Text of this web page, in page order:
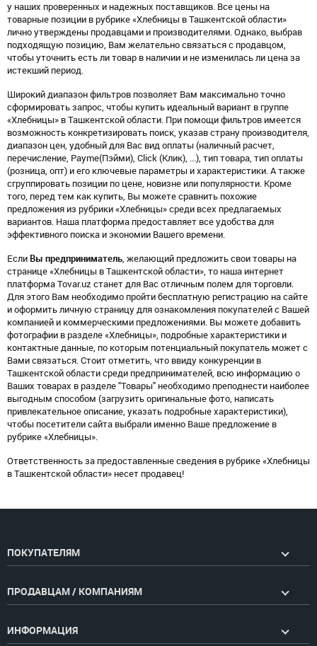
у наших проверенных и надежных поставщиков. Все цены на
товарные позиции в рубрике «Хлебницы в Ташкентской области»
лично утверждены продавцами и производителями. Однако, выбрав
подходящую позицию, Вам желательно связаться с продавцом,
чтобы уточнить есть ли товар в наличии и не изменилась ли цена за
истекший период.
Широкий диапазон фильтров позволяет Вам максимально точно
сформировать запрос, чтобы купить идеальный вариант в группе
«Хлебницы» в Ташкентской области. При помощи фильтров имеется
возможность конкретизировать поиск, указав страну производителя,
диапазон цен, удобный для Вас вид оплаты (наличный расчет,
перечисление, Payme(Пэйми), Click (Клик), ...), тип товара, тип оплаты
(розница, опт) и его ключевые параметры и характеристики. А также
сгруппировать позиции по цене, новизне или популярности. Кроме
того, перед тем как купить, Вы можете сравнить похожие
предложения из рубрики «Хлебницы» среди всех предлагаемых
вариантов. Наша платформа предоставляет все удобства для
эффективного поиска и экономии Вашего времени.
Если Вы предприниматель , желающий предложить свои товары на
странице «Хлебницы в Ташкентской области», то наша интернет
платформа Tovar.uz станет для Вас отличным полем для торговли.
Для этого Вам необходимо пройти бесплатную регистрацию на сайте
и оформить личную страницу для ознакомления покупателей с Вашей
компанией и коммерческими предложениями. Вы можете добавить
фотографии в разделе «Хлебницы», подробные характеристики и
контактные данные, по которым потенциальный покупатель может с
Вами связаться. Стоит отметить, что ввиду конкуренции в
Ташкентской области среди предпринимателей, всю информацию о
Ваших товарах в разделе "Товары" необходимо преподнести наиболее
выгодным способом (загрузить оригинальные фото, написать
привлекательное описание, указать подробные характеристики),
чтобы посетители сайта выбрали именно Ваше предложение в
рубрике «Хлебницы».
Ответственность за предоставленные сведения в рубрике «Хлебницы
в Ташкентской области» несет продавец!
ПОКУПАТЕЛЯМ
ПРОДАВЦАМ / КОМПАНИЯМ
ИНФОРМАЦИЯ